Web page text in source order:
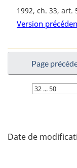
1992, ch. 33, art.
Version
Page
Choisissez
la
é
Date de